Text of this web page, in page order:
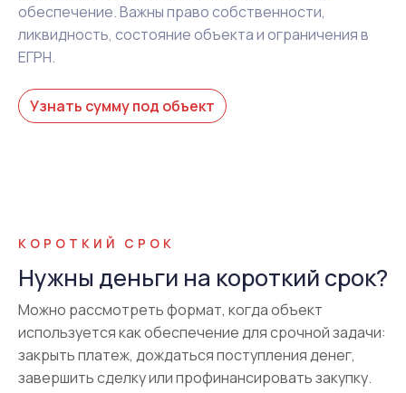
обеспечение. Важны право собственности,
ликвидность, состояние объекта и ограничения в
ЕГРН.
Узнать сумму под объект
КОРОТКИЙ СРОК
Нужны деньги на короткий срок?
Можно рассмотреть формат, когда объект
используется как обеспечение для срочной задачи:
закрыть платеж, дождаться поступления денег,
завершить сделку или профинансировать закупку.